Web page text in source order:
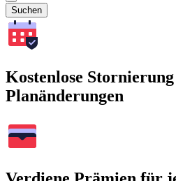
Suchen
Kostenlose
Planänderungen